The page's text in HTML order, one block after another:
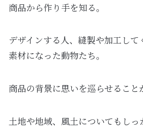
商品から作り手を知る。
デザインする人、縫製や加工して
素材になった動物たち。
商品の背景に思いを巡らせること
土地や地域、風土についてもしっ